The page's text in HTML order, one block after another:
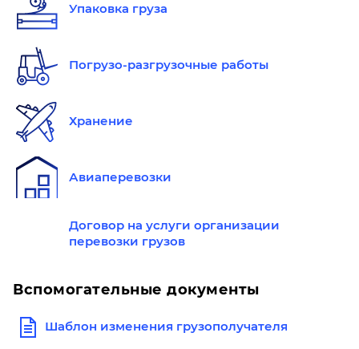
Упаковка груза
Погрузо-разгрузочные работы
Хранение
Авиаперевозки
Договор на услуги организации
перевозки грузов
Вспомогательные документы
Шаблон изменения грузополучателя